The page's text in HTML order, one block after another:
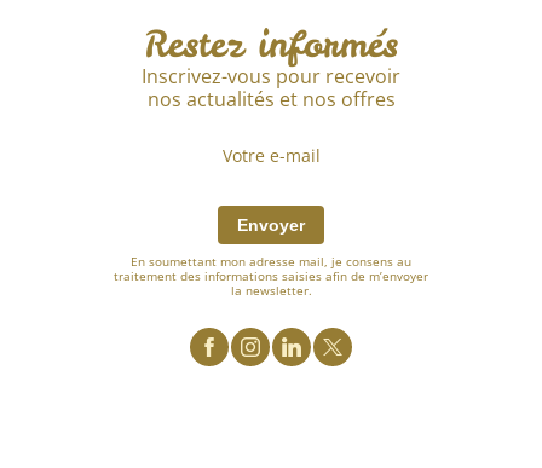
Restez informés
Inscrivez-vous pour recevoir
nos actualités et nos offres
Envoyer
En soumettant mon adresse mail, je consens au
traitement des informations saisies afin de m’envoyer
la newsletter.